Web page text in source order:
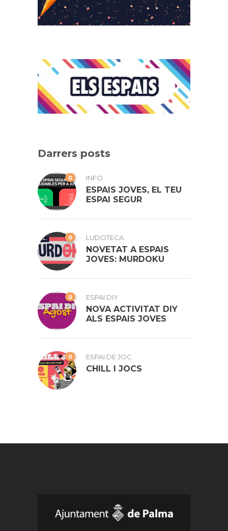
Darrers posts
0 INFO
ESPAIS JOVES, EL TEU
ESPAI SEGUR
0 LUDOTECA
NOVETAT A ESPAIS
JOVES: MURDOKU
0 ESPAI DIY
NOVA ACTIVITAT DIY
ALS ESPAIS JOVES
0 ESPAI DE JOC
CHILL I JOCS